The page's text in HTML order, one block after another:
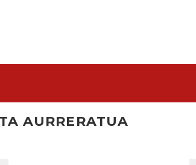
AURRERATUA